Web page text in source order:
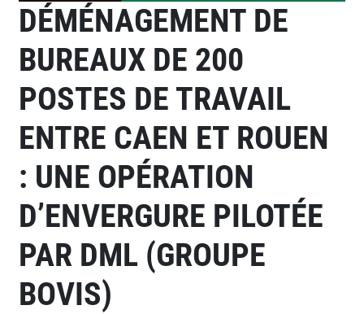
DÉMÉNAGEMENT DE
BUREAUX DE 200
POSTES DE TRAVAIL
ENTRE CAEN ET ROUEN
: UNE OPÉRATION
D’ENVERGURE PILOTÉE
PAR DML (GROUPE
BOVIS)